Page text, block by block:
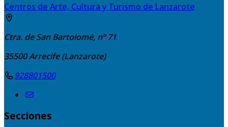
Centros de Arte, Cultura y Turismo de Lanzarote
Ctra. de San Bartolomé, nº 71
35500Arrecife (Lanzarote)
928801500
Secciones